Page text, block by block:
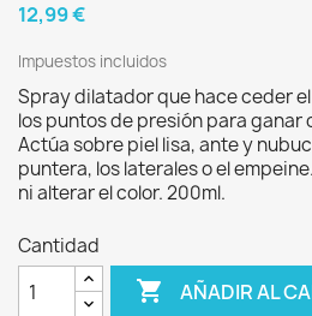
12,99 €
Impuestos incluidos
Spray dilatador que hace ceder
los puntos de presión para
Actúa sobre piel lisa, ante y
puntera, los laterales o el
ni alterar el color. 200ml.
Cantidad
 AÑADIR AL